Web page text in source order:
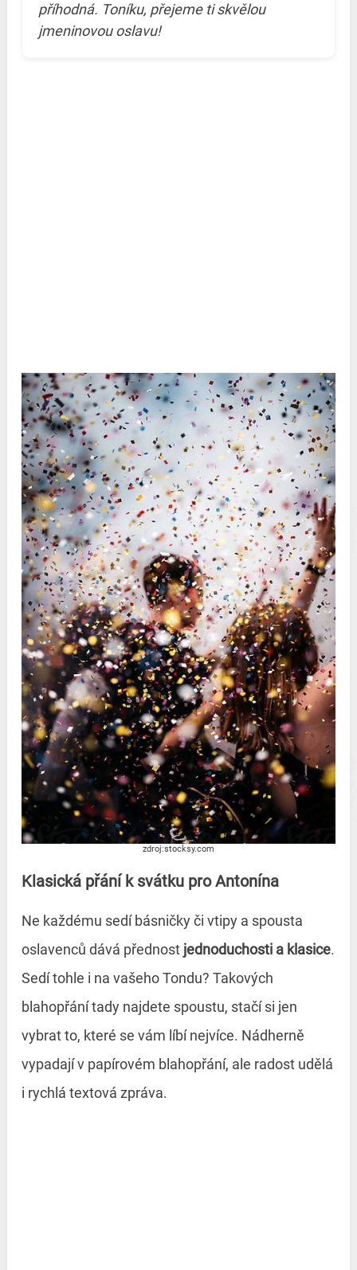
příhodná. Toníku, přejeme ti skvělou
jmeninovou oslavu!
zdroj:stocksy.com
Klasická přání k svátku pro Antonína
Ne každému sedí básničky či vtipy a spousta
oslavenců dává přednost jednoduchosti a klasice.
Sedí tohle i na vašeho Tondu? Takových
blahopřání tady najdete spoustu, stačí si jen
vybrat to, které se vám líbí nejvíce. Nádherně
vypadají v papírovém blahopřání, ale radost udělá
i rychlá textová zpráva.